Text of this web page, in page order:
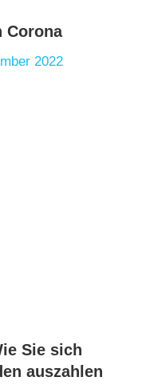
Corona
2022
Sie sich
auszahlen